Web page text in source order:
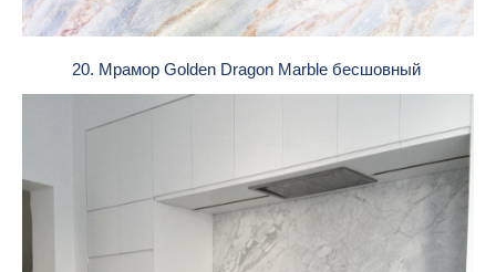
20. Мрамор Golden Dragon Marble бесшовный